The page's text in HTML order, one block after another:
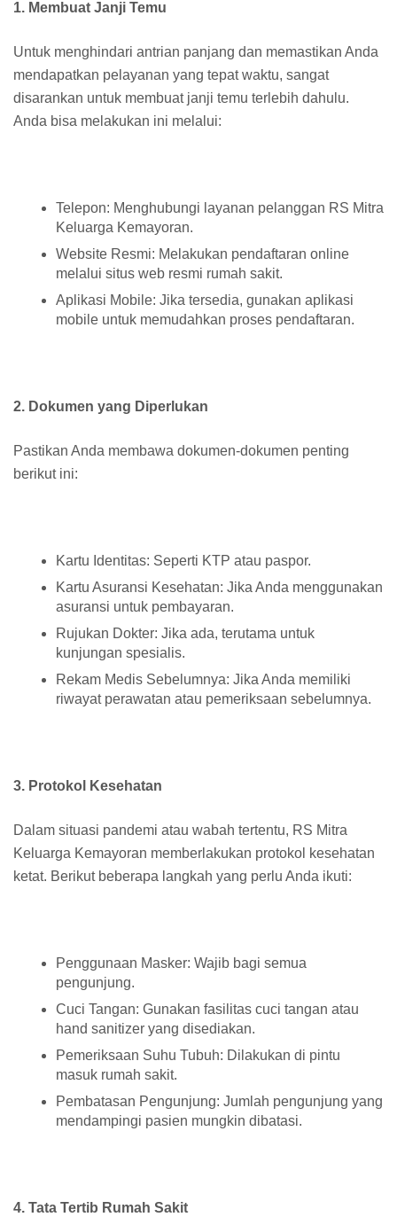
1. Membuat Janji Temu
Untuk menghindari antrian panjang dan memastikan Anda
mendapatkan pelayanan yang tepat waktu, sangat
disarankan untuk membuat janji temu terlebih dahulu.
Anda bisa melakukan ini melalui:
Telepon: Menghubungi layanan pelanggan RS Mitra
Keluarga Kemayoran.
Website Resmi: Melakukan pendaftaran online
melalui situs web resmi rumah sakit.
Aplikasi Mobile: Jika tersedia, gunakan aplikasi
mobile untuk memudahkan proses pendaftaran.
2. Dokumen yang Diperlukan
Pastikan Anda membawa dokumen-dokumen penting
berikut ini:
Kartu Identitas: Seperti KTP atau paspor.
Kartu Asuransi Kesehatan: Jika Anda menggunakan
asuransi untuk pembayaran.
Rujukan Dokter: Jika ada, terutama untuk
kunjungan spesialis.
Rekam Medis Sebelumnya: Jika Anda memiliki
riwayat perawatan atau pemeriksaan sebelumnya.
3. Protokol Kesehatan
Dalam situasi pandemi atau wabah tertentu, RS Mitra
Keluarga Kemayoran memberlakukan protokol kesehatan
ketat. Berikut beberapa langkah yang perlu Anda ikuti:
Penggunaan Masker: Wajib bagi semua
pengunjung.
Cuci Tangan: Gunakan fasilitas cuci tangan atau
hand sanitizer yang disediakan.
Pemeriksaan Suhu Tubuh: Dilakukan di pintu
masuk rumah sakit.
Pembatasan Pengunjung: Jumlah pengunjung yang
mendampingi pasien mungkin dibatasi.
4. Tata Tertib Rumah Sakit